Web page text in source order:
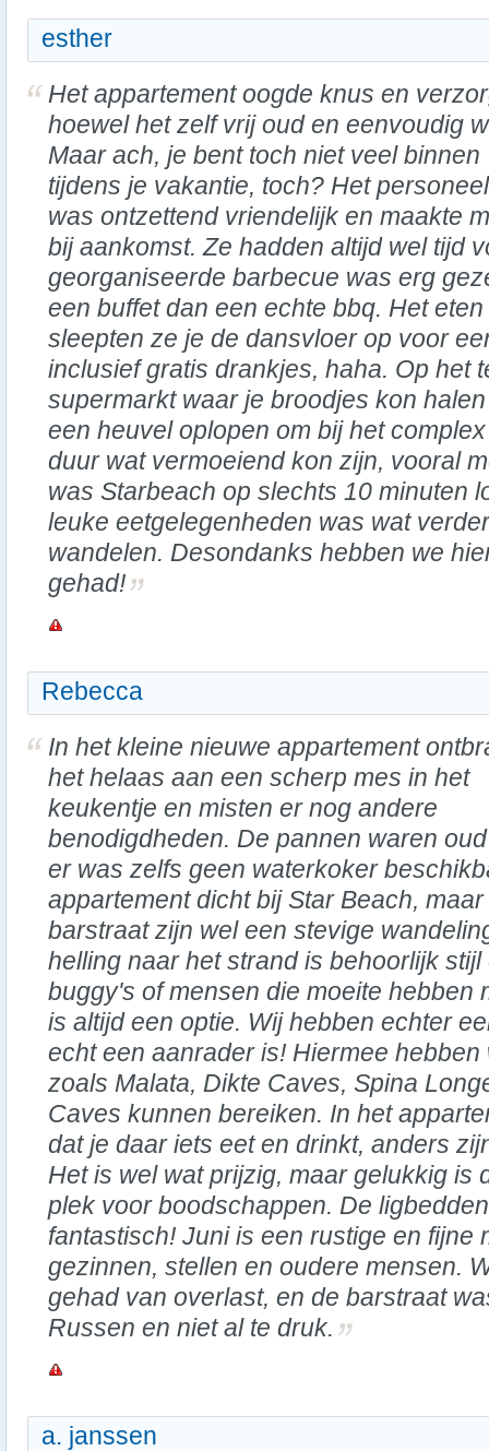
esther
Het appartement oogde knus en
hoewel het zelf vrij oud en eenvoudig
Maar ach, je bent toch niet veel binnen
tijdens je vakantie, toch? Het personeel
was ontzettend vriendelijk en maakte
bij aankomst. Ze hadden altijd wel tijd
georganiseerde barbecue was erg
een buffet dan een echte bbq. Het
sleepten ze je de dansvloer op voor
inclusief gratis drankjes, haha. Op het
supermarkt waar je broodjes kon
een heuvel oplopen om bij het
duur wat vermoeiend kon zijn, vooral
was Starbeach op slechts 10 minuten
leuke eetgelegenheden was wat
wandelen. Desondanks hebben we
gehad!
Rebecca
In het kleine nieuwe appartement
het helaas aan een scherp mes in het
keukentje en misten er nog andere
benodigdheden. De pannen waren
er was zelfs geen waterkoker
appartement dicht bij Star Beach,
barstraat zijn wel een stevige
helling naar het strand is behoorlijk
buggy's of mensen die moeite hebben
is altijd een optie. Wij hebben echter
echt een aanrader is! Hiermee
zoals Malata, Dikte Caves, Spina
Caves kunnen bereiken. In het
dat je daar iets eet en drinkt, anders
Het is wel wat prijzig, maar gelukkig is
plek voor boodschappen. De
fantastisch! Juni is een rustige en fijne
gezinnen, stellen en oudere mensen.
gehad van overlast, en de barstraat
Russen en niet al te druk.
a. janssen